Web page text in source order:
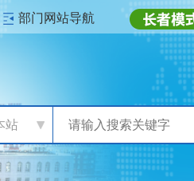
部门网站导航
站